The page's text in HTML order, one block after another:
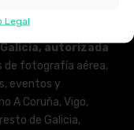
Legal
autorizada
de fotografía aérea,
eventos y
A Coruña, Vigo,
de Galicia,